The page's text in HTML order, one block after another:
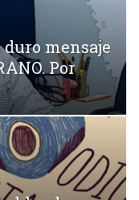
duro mensaje
Por